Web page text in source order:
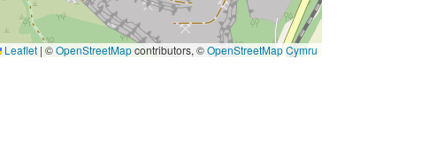
Leaflet | ©OpenStreetMapcontributors, ©OpenStreetMap Cymru